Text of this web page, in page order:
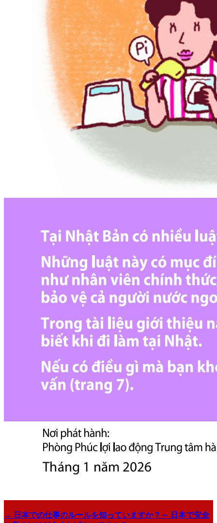
→ 日本での仕事のルールを知っていますか？～ 日本で安全